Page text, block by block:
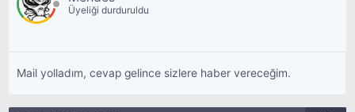
Üyeliği durduruldu
Mail yolladım, cevap gelince sizlere haber vereceğim.